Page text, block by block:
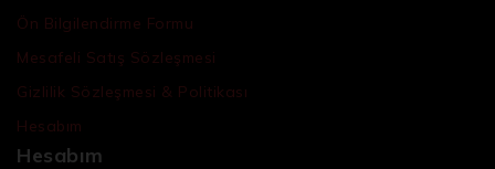
Ön Bilgilendirme Formu
Mesafeli Satış Sözleşmesi
Gizlilik Sözleşmesi & Politikası
Hesabım
Hesabım